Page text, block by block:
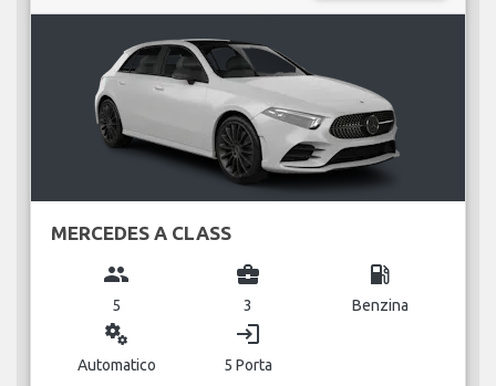
MERCEDES A CLASS
group
5
business_center
3
local_gas_station
Benzina
miscellaneous_services
Automatico
login
5 Porta